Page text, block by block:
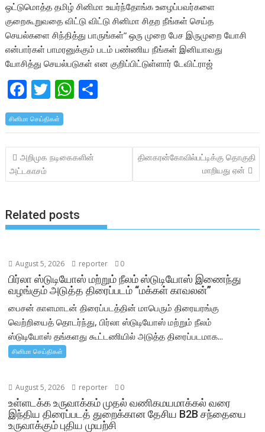
ஒட்டுமொத்த தமிழ் சினிமா உயர்ந்தோங்க உழைப்பவர்களை
குறைகூறுவதை விட்டு விட்டு சினிமா சிதற நீங்கள் செய்த
செயல்களை சிந்தித்து பாருங்கள்” ஒரு முறை பேச இருமுறை யோசி
என்பார்கள் பாமரனுக்கும் படம் பண்ணிய நீங்கள் இனியாவது
யோசித்து செயல்படுகள் என குறிப்பிட்டுள்ளார் டேவிட்ராஜ்
F
ac
e
b
o
o
T
w
itt
er
W
at
s
A
p
ar
e
சினிமா செய்திகள்
Post
navigation
அறிமுக நடிகைகளின்
அட்டகாசம்
தினகரன்கோவில்பட்டிக்கு தொகுதி
மாறியது ஏன்
Related posts
August 5, 2026 reporter 0
பிர்லா ஸ்டுடியோஸ் மற்றும் நீலம் ஸ்டுடியோஸ் இணைந்து
வழங்கும் அடுத்த திரைப்படம் “மக்கள் காவலன்”
பைசன் காளமாடன் திரைப்படத்தின் மாபெரும் திரையரங்கு
வெற்றியைத் தொடர்ந்து, பிர்லா ஸ்டுடியோஸ் மற்றும் நீலம்
ஸ்டுடியோஸ் தங்களது கூட்டணியில் அடுத்த திரைப்படமாக...
சினிமா செய்திகள்
August 5, 2026 reporter 0
உள்ளடக்க உருவாக்கம் முதல் வணிகமயமாக்கல் வரை
இந்திய திரைப்படத் துறைக்கான தேசிய B2B சந்தையை
உருவாக்கும் புதிய முயற்சி